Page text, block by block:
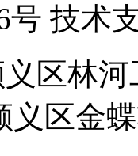
号 技术
区林
义区金